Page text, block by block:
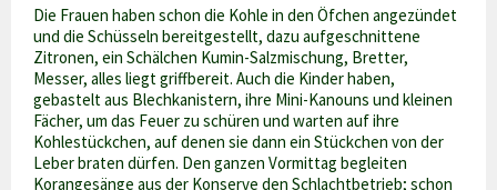
Die Frauen haben schon die Kohle in den Öfchen angezündet
und die Schüsseln bereitgestellt, dazu aufgeschnittene
Zitronen, ein Schälchen Kumin-Salzmischung, Bretter,
Messer, alles liegt griffbereit. Auch die Kinder haben,
gebastelt aus Blechkanistern, ihre Mini-Kanouns und kleinen
Fächer, um das Feuer zu schüren und warten auf ihre
Kohlestückchen, auf denen sie dann ein Stückchen von der
Leber braten dürfen. Den ganzen Vormittag begleiten
Korangesänge aus der Konserve den Schlachtbetrieb; schon